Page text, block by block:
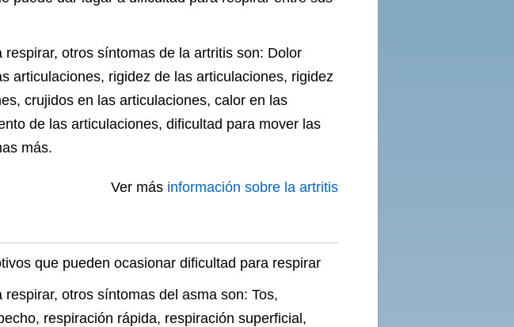
otros síntomas de la artritis son: Dolor
articulaciones, rigidez de las articulaciones, rigidez
crujidos en las articulaciones, calor en las
de las articulaciones, dificultad para mover las
más.
Ver más información sobre la artritis
que pueden ocasionar dificultad para respirar
otros síntomas del asma son: Tos,
respiración rápida, respiración superficial,